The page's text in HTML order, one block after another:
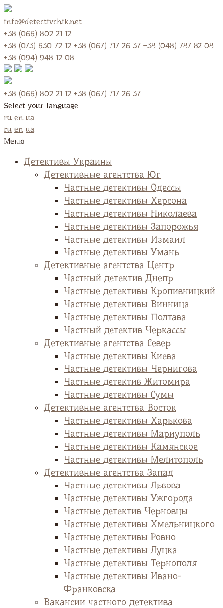
info@detectivchik.net
+38 (066) 802 21 12
+38 (073) 630 72 12 +38 (067) 717 26 37 +38 (048) 787 82 08
+38 (094) 948 12 08
+38 (066) 802 21 12 +38 (067) 717 26 37
Select your language
ru en ua
ru en ua
Меню
Детективы Украины
Детективные агентства Юг
Частные детективы Одессы
Частные детективы Херсона
Частные детективы Николаева
Частные детективы Запорожья
Частные детективы Измаил
Частные детективы Умань
Детективные агентства Центр
Частный детектив Днепр
Частные детективы Кропивницкий
Частные детективы Винница
Частные детективы Полтава
Частный детектив Черкассы
Детективные агентства Север
Частные детективы Киева
Частные детективы Чернигова
Частные детектив Житомира
Частные детективы Сумы
Детективные агентства Восток
Частные детективы Харькова
Частные детективы Мариуполь
Частные детективы Камянское
Частные детективы Мелитополь
Детективные агентства Запад
Частные детективы Львова
Частные детективы Ужгорода
Частные детектив Черновцы
Частные детективы Хмельницкого
Частные детективы Ровно
Частные детективы Луцка
Частные детективы Тернополя
Частные детективы Ивано-
Франковска
Вакансии частного детектива